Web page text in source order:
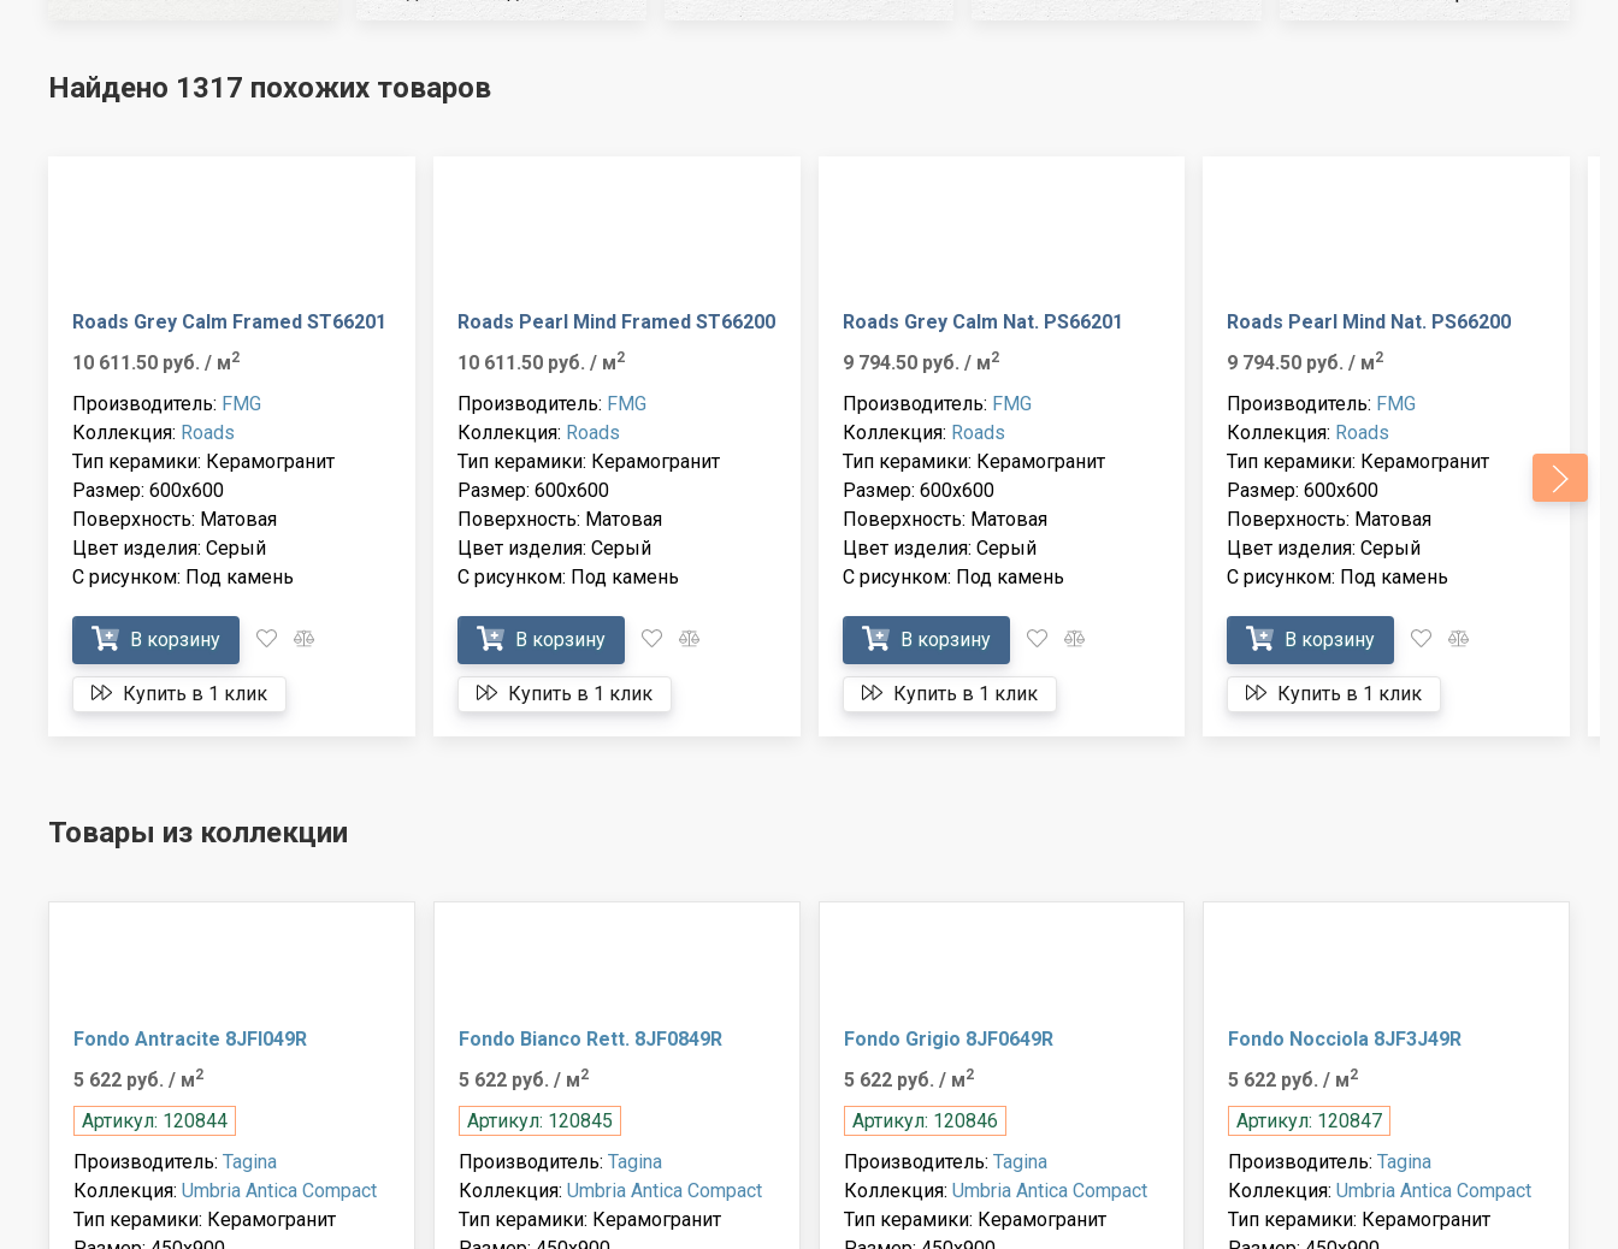
Найдено 1317 похожих товаров
Roads Grey Calm Framed ST66201
10 611.50 руб. / м2
Производитель: FMG
Коллекция: Roads
Тип керамики: Керамогранит
Размер: 600x600
Поверхность: Матовая
Цвет изделия: Серый
С рисунком: Под камень
В корзину
Купить в 1 клик
Roads Pearl Mind Framed ST66200
10 611.50 руб. / м2
Производитель: FMG
Коллекция: Roads
Тип керамики: Керамогранит
Размер: 600x600
Поверхность: Матовая
Цвет изделия: Серый
С рисунком: Под камень
В корзину
Купить в 1 клик
Roads Grey Calm Nat. PS66201
9 794.50 руб. / м2
Производитель: FMG
Коллекция: Roads
Тип керамики: Керамогранит
Размер: 600x600
Поверхность: Матовая
Цвет изделия: Серый
С рисунком: Под камень
В корзину
Купить в 1 клик
Roads Pearl Mind Nat. PS66200
9 794.50 руб./ м2
Производитель: FMG
Коллекция: Roads
Тип керамики: Керамогранит
Размер: 600x600
Поверхность: Матовая
Цвет изделия: Серый
С рисунком: Под камень
В корзину
Купить в 1 клик
Товары из коллекции
Fondo Antracite 8JFI049R
5 622 руб. / м2
Артикул: 120844
Производитель: Tagina
Коллекция: Umbria Antica Compact
Тип керамики: Керамогранит
Fondo Bianco Rett. 8JF0849R
5 622 руб. / м2
Артикул: 120845
Производитель: Tagina
Коллекция: Umbria Antica Compact
Тип керамики: Керамогранит
Fondo Grigio 8JF0649R
5 622 руб. / м2
Артикул: 120846
Производитель: Tagina
Коллекция: Umbria Antica Compact
Тип керамики: Керамогранит
Fondo Nocciola 8JF3J49R
5 622 руб./ м2
Артикул: 120847
Производитель:Tagina
Коллекция:Umbria Antica Compact
Тип керамики: Керамогранит